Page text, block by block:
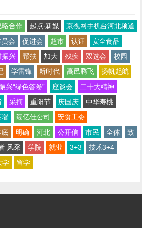
略合作 起点∙新媒
京视网手机台河北频道
会 促进会 超市 认证
安全食品
振兴 帮扶 加大 残疾 双选会
校园
学雷锋 新时代 高邑腾飞
扬帆起航
兴“绿色答卷”
座谈会
二十大精神
采摘 重阳节 庆国庆
中华寿桃
署 臻亿佳公司
安食工委
底 明确 河北 公开信 市民 全体
致
风采
学院 就业 3+3
技术3+4
学 留学